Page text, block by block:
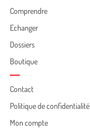
Comprendre
Echanger
Dossiers
Boutique
Cemea
footer
Contact
Politique de confidentialité
Mon compte